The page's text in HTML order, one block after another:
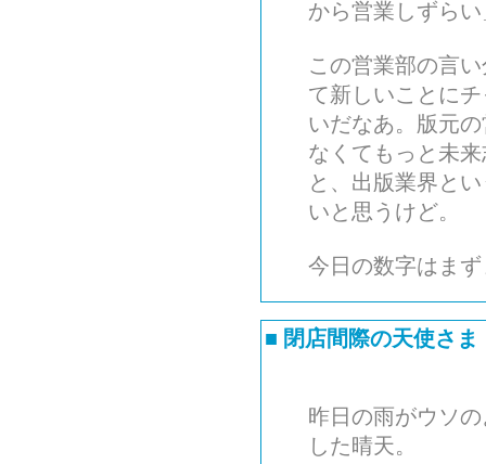
から営業しずら
この営業部の言
て新しいことに
いだなあ。版元
なくてもっと未
と、出版業界と
いと思うけど。
今日の数字はま
■ 閉店間際の天使さま
昨日の雨がウソ
した晴天。